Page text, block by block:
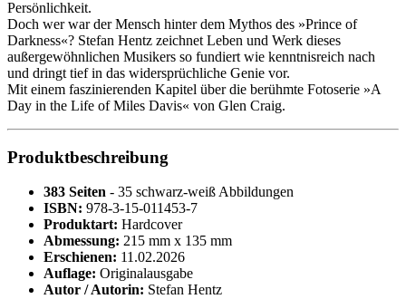
Persönlichkeit.
Doch wer war der Mensch hinter dem Mythos des »Prince of
Darkness«? Stefan Hentz zeichnet Leben und Werk dieses
außergewöhnlichen Musikers so fundiert wie kenntnisreich nach
und dringt tief in das widersprüchliche Genie vor.
Mit einem faszinierenden Kapitel über die berühmte Fotoserie »A
Day in the Life of Miles Davis« von Glen Craig.
Produktbeschreibung
383 Seiten - 35 schwarz-weiß Abbildungen
ISBN: 978-3-15-011453-7
Produktart: Hardcover
Abmessung: 215 mm x 135 mm
Erschienen: 11.02.2026
Auflage: Originalausgabe
Autor / Autorin: Stefan Hentz